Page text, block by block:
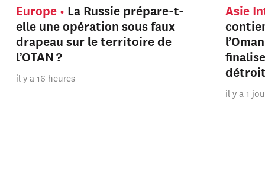
Europe
La Russie prépare-t-
elle une opération sous faux
drapeau sur le territoire de
l’OTAN ?
il y a 16 heures
Asie
il y a 1